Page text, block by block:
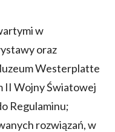
w
oraz
Westerplatte
II Wojny Światowej
Regulaminu;
rozwiązań, w